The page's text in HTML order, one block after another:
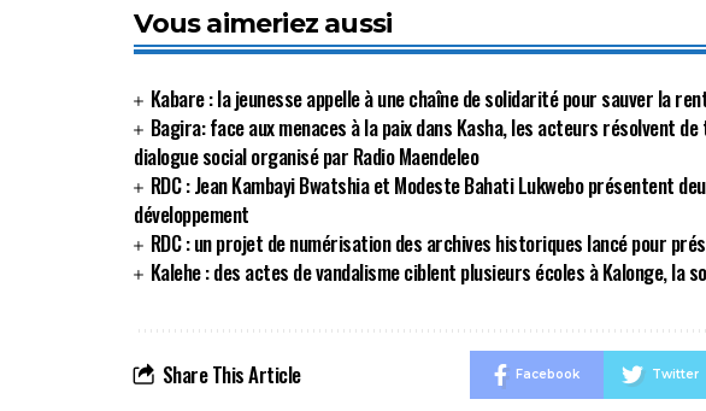
Vous aimeriez aussi
Kabare : la jeunesse appelle à une chaîne de solidarité pour sauver la
Bagira: face aux menaces à la paix dans Kasha, les acteurs résolvent
dialogue social organisé par Radio Maendeleo
RDC : Jean Kambayi Bwatshia et Modeste Bahati Lukwebo présentent
développement
RDC : un projet de numérisation des archives historiques lancé pour
Kalehe : des actes de vandalisme ciblent plusieurs écoles à Kalonge, la
Share This Article Facebook Twitter